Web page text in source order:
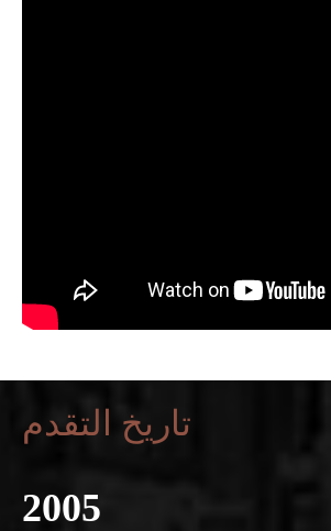
تاريخ التقدم
2005